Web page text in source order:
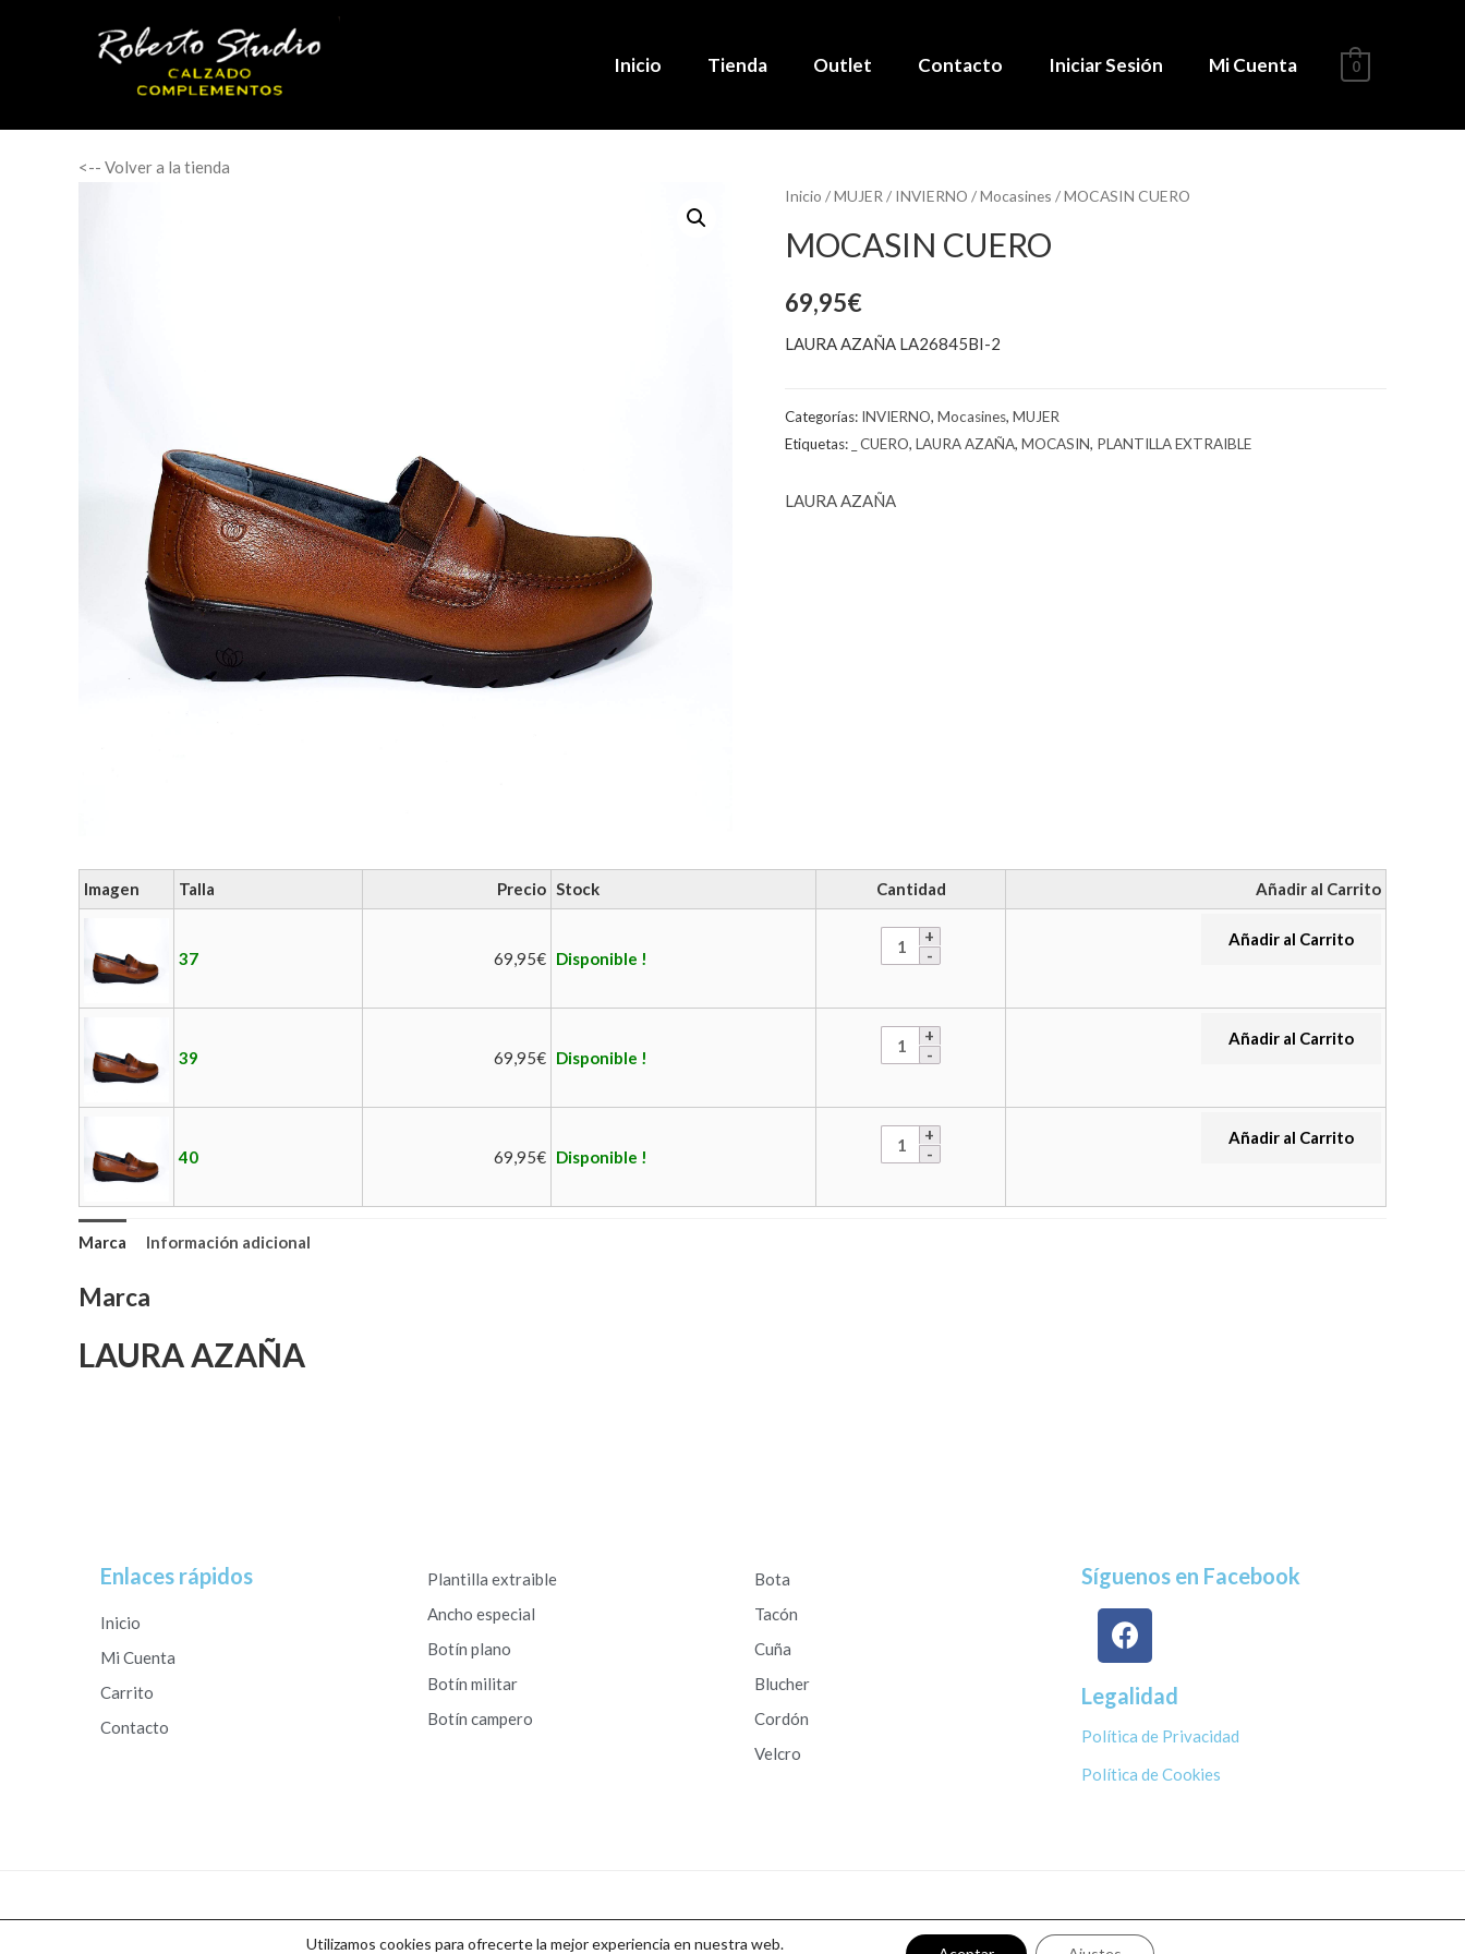
Inicio Tienda Outlet Contacto Iniciar Sesión Mi Cuenta 0
<-- Volver a la tienda
Inicio /MUJER / INVIERNO /Mocasines / MOCASIN CUERO
MOCASIN CUERO
69,95€
LAURA AZAÑA LA26845BI-2
Categorías: INVIERNO, Mocasines, MUJER
Etiquetas:
_ CUERO, LAURA AZAÑA, MOCASIN, PLANTILLA EXTRAIBLE
LAURA AZAÑA
Imagen Talla Precio Stock Cantidad Añadir al Carrito
37 69,95€ Disponible !
Añadir al Carrito
39 69,95€ Disponible !
Añadir al Carrito
40 69,95€ Disponible !
Añadir al Carrito
Marca Información adicional
Marca
LAURA AZAÑA
Enlaces rápidos
Inicio
Mi Cuenta
Carrito
Contacto
Plantilla extraible
Ancho especial
Botín plano
Botín militar
Botín campero
Bota
Tacón
Cuña
Blucher
Cordón
Velcro
Síguenos en Facebook
Legalidad
Política de Privacidad
Política de Cookies
Utilizamos cookies para ofrecerte la mejor experiencia en nuestra web.